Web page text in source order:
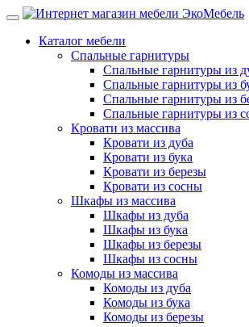
Каталог мебели
Спальные гарнитуры
Спальные гарнитуры из
Спальные гарнитуры из
Спальные гарнитуры из
Спальные гарнитуры из
Кровати из массива
Кровати из дуба
Кровати из бука
Кровати из березы
Кровати из сосны
Шкафы из массива
Шкафы из дуба
Шкафы из бука
Шкафы из березы
Шкафы из сосны
Комоды из массива
Комоды из дуба
Комоды из бука
Комоды из березы